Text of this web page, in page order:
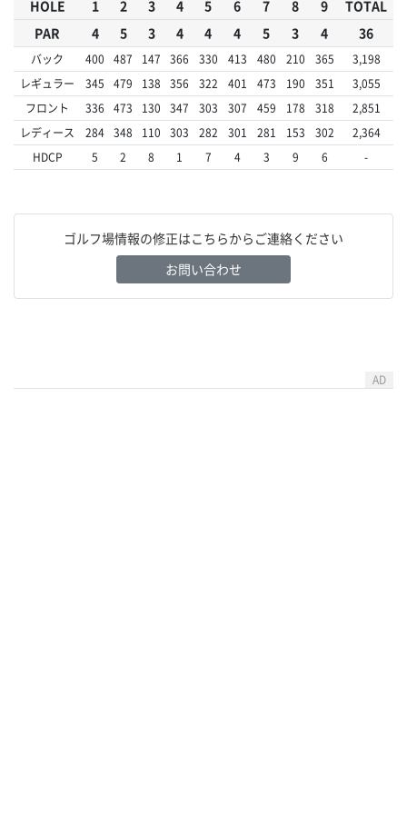
HOLE 1 2 3 4 5 6 7 8 9
TOTAL
PAR
4 5 3 4 4 4 5 3 4 36
バック 400 487 147 366 330 413 480 210 365
3,198
レギュラー
345 479 138 356 322 401 473 190 351
3,055
フロント
336 473 130 347 303 307 459 178 318
2,851
レディース
284 348 110 303 282 301 281 153 302
2,364
HDCP
5 2 8 1 7 4 3 9 6 -
ゴルフ場情報の修正はこちらからご連絡ください
お問い合わせ
AD